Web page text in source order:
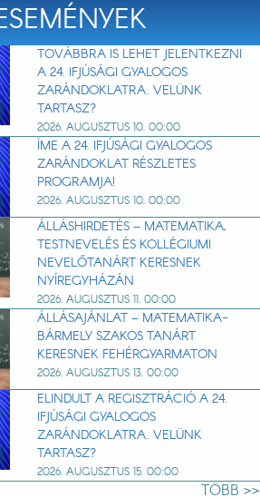
TOVÁBBRA IS LEHET JELENTKEZNI
A 24. IFJÚSÁGI GYALOGOS
ZARÁNDOKLATRA. VELÜNK
TARTASZ?
2026. AUGUSZTUS 10. 00:00
ÍME A 24. IFJÚSÁGI GYALOGOS
ZARÁNDOKLAT RÉSZLETES
PROGRAMJA!
2026. AUGUSZTUS 10. 00:00
ÁLLÁSHIRDETÉS – MATEMATIKA,
TESTNEVELÉS ÉS KOLLÉGIUMI
NEVELŐTANÁRT KERESNEK
NYÍREGYHÁZÁN
2026. AUGUSZTUS 11. 00:00
ÁLLÁSAJÁNLAT – MATEMATIKA-
BÁRMELY SZAKOS TANÁRT
KERESNEK FEHÉRGYARMATON
2026. AUGUSZTUS 13. 00:00
ELINDULT A REGISZTRÁCIÓ A 24.
IFJÚSÁGI GYALOGOS
ZARÁNDOKLATRA. VELÜNK
TARTASZ?
2026. AUGUSZTUS 15. 00:00
TÖBB >>